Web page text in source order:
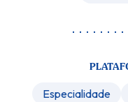
Especialidade